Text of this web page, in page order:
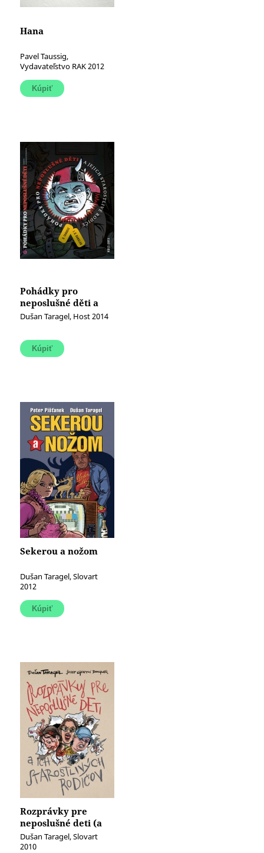
Hana
Pavel Taussig,
Vydavateľstvo RAK 2012
Pohádky pro
neposlušné děti a
jejich starostlivé
Dušan Taragel, Host 2014
Sekerou a nožom
Dušan Taragel, Slovart
2012
Rozprávky pre
neposlušné deti (a
ich starostlivých
rodičov)
Dušan Taragel, Slovart
2010